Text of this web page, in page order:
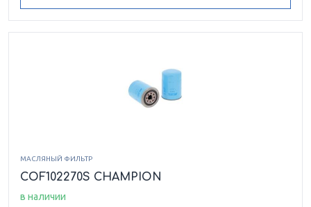
МАСЛЯНЫЙ ФИЛЬТР
COF102270S CHAMPION
в наличии